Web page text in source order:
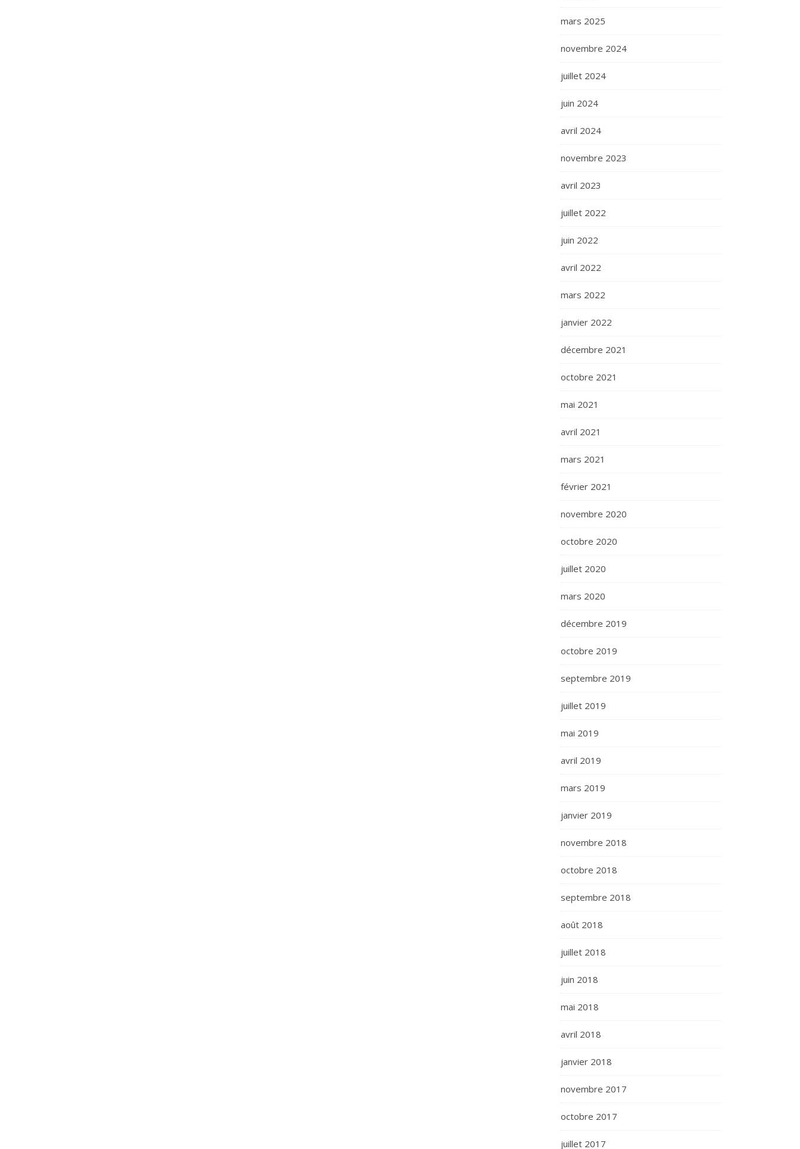
mars 2025
novembre 2024
juillet 2024
juin 2024
avril 2024
novembre 2023
avril 2023
juillet 2022
juin 2022
avril 2022
mars 2022
janvier 2022
décembre 2021
octobre 2021
mai 2021
avril 2021
mars 2021
février 2021
novembre 2020
octobre 2020
juillet 2020
mars 2020
décembre 2019
octobre 2019
septembre 2019
juillet 2019
mai 2019
avril 2019
mars 2019
janvier 2019
novembre 2018
octobre 2018
septembre 2018
août 2018
juillet 2018
juin 2018
mai 2018
avril 2018
janvier 2018
novembre 2017
octobre 2017
juillet 2017